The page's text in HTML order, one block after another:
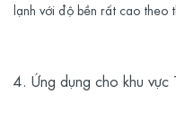
lạnh với độ bền rất cao theo
4. Ứng dụng cho khu vực